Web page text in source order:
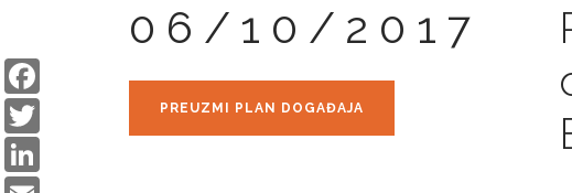
06/10/2017
PREUZMI PLAN DOGAĐAJA
Facebook
LinkedIn